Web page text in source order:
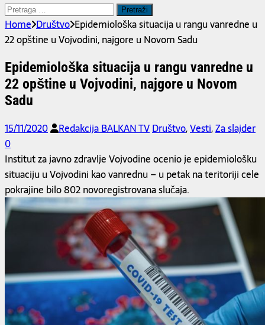
Pretraga
za:
Home Društvo Epidemiološka situacija u rangu vanredne u
22 opštine u Vojvodini, najgore u Novom Sadu
Epidemiološka situacija u rangu vanredne u
22 opštine u Vojvodini, najgore u Novom
Sadu
15/11/2020 Redakcija BALKAN TVDruštvo,Vesti,Za slajder
0
Institut za javno zdravlje Vojvodine ocenio je epidemiološku
situaciju u Vojvodini kao vanrednu – u petak na teritoriji cele
pokrajine bilo 802 novoregistrovana slučaja.